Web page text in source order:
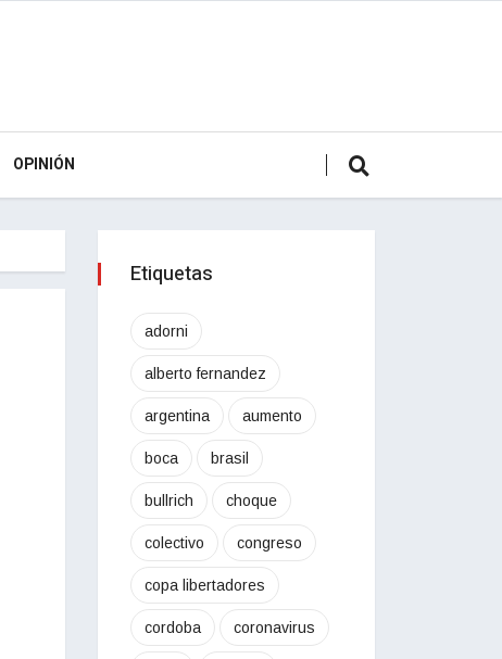
OPINIÓN
Etiquetas
adorni
alberto fernandez
argentina aumento
boca brasil
bullrich choque
colectivo congreso
copa libertadores
cordoba coronavirus